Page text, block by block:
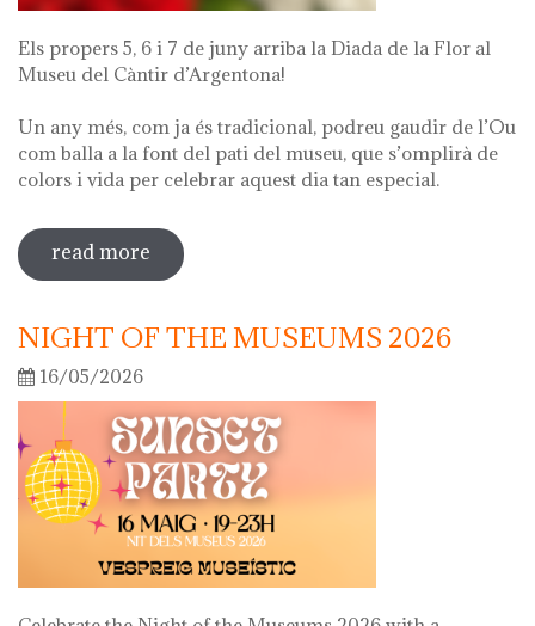
Els propers 5, 6 i 7 de juny arriba la Diada de la Flor al
Museu del Càntir d’Argentona!
Un any més, com ja és tradicional, podreu gaudir de l’Ou
com balla a la font del pati del museu, que s’omplirà de
colors i vida per celebrar aquest dia tan especial.
read more sobre diada de la flor
NIGHT OF THE MUSEUMS 2026
16/05/2026